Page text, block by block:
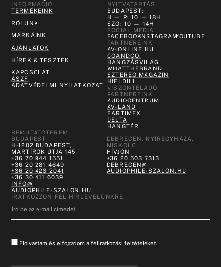
INFORMÁCIÓ
TERMÉKEINK
RÓLUNK
MÁRKÁINK
AJÁNLATOK
HÍREK & TESZTEK
KAPCSOLAT
ÁSZF
ADATVÉDELMI NYILATKOZAT
NYITVATARTÁS
BUDAPEST:
H — P: 10 — 18H
SZO: 10 — 14H
SOCIAL MEDIA
FACEBOOKINSTAGRAMYOUTUBE
PARTNEREINK
AV-ONLINE.HU
COANDCO.
HANGZÁSVILÁG
WHATTHEBRAND
SZTEREO MAGAZIN
HIFI DILI
VISZONTELADÓ
PARTNEREINK
AUDIOCENTRUM
AV-LAND
BARTIMEX
DELTA
HANGTÉR
BEMUTATÓTEREM
BUDAPEST
H-1202 BUDAPEST,
MÁRTÍROK ÚTJA 145
+36 70 944 1551
+36 20 281 4649
+36 20 423 2041
+36 30 411 6039
INFO@
AUDIOPHILE-SZALON.HU
DEBRECEN, NYÍREGYHÁZA,
MISKOLC
HÍVJON
+36 20 503 7313
DEBRECEN@
AUDIOPHILE-SZALON.HU
IRATKOZZON FEL HÍRLEVELÜNKRE!
Elolvastam és elfogadom a feliratkozási feltételeket.